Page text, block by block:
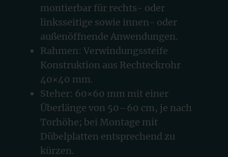
montierbar für rechts- oder
linksseitige sowie innen- oder
außenöffnende Anwendungen.
Rahmen: Verwindungssteife
Konstruktion aus Rechteckrohr
40×40 mm.
Steher: 60×60 mm mit einer
Überlänge von 50–60 cm, je nach
Torhöhe; bei Montage mit
Dübelplatten entsprechend zu
kürzen.